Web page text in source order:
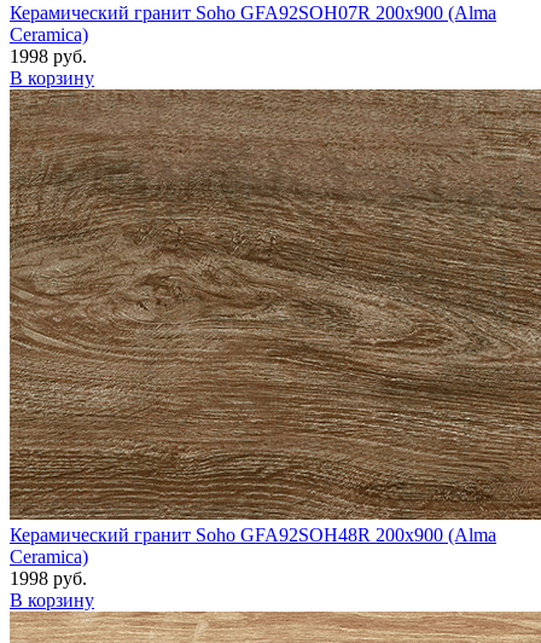
Керамический гранит Soho GFA92SOH07R 200x900 (Alma
Ceramica)
1998 руб.
В корзину
Керамический гранит Soho GFA92SOH48R 200x900 (Alma
Ceramica)
1998 руб.
В корзину